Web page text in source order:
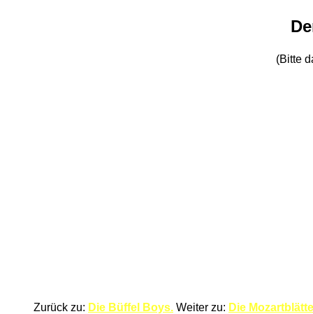
(Bitte
Zurück zu: Die Büffel Boys. Weiter zu: Die